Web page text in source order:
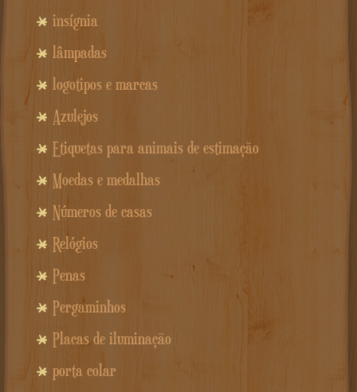
insígnia
lâmpadas
logotipos e marcas
Azulejos
Etiquetas para animais de estimação
Moedas e medalhas
Números de casas
Relógios
Penas
Pergaminhos
Placas de iluminação
porta colar